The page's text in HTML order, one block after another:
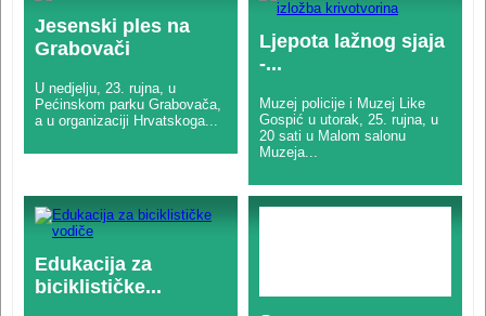
Jesenski ples na
Grabovači
U nedjelju, 23. rujna, u
Pećinskom parku Grabovača,
a u organizaciji Hrvatskoga...
Ljepota lažnog sjaja
-...
Muzej policije i Muzej Like
Gospić u utorak, 25. rujna, u
20 sati u Malom salonu
Muzeja...
Edukacija za
biciklističke...